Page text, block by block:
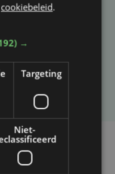
opgemerkt in dit
cookiebeleid.
→
Targeting
Niet-